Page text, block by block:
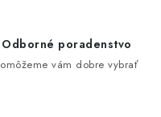
Odborné poradenstvo
vám dobre vybrať